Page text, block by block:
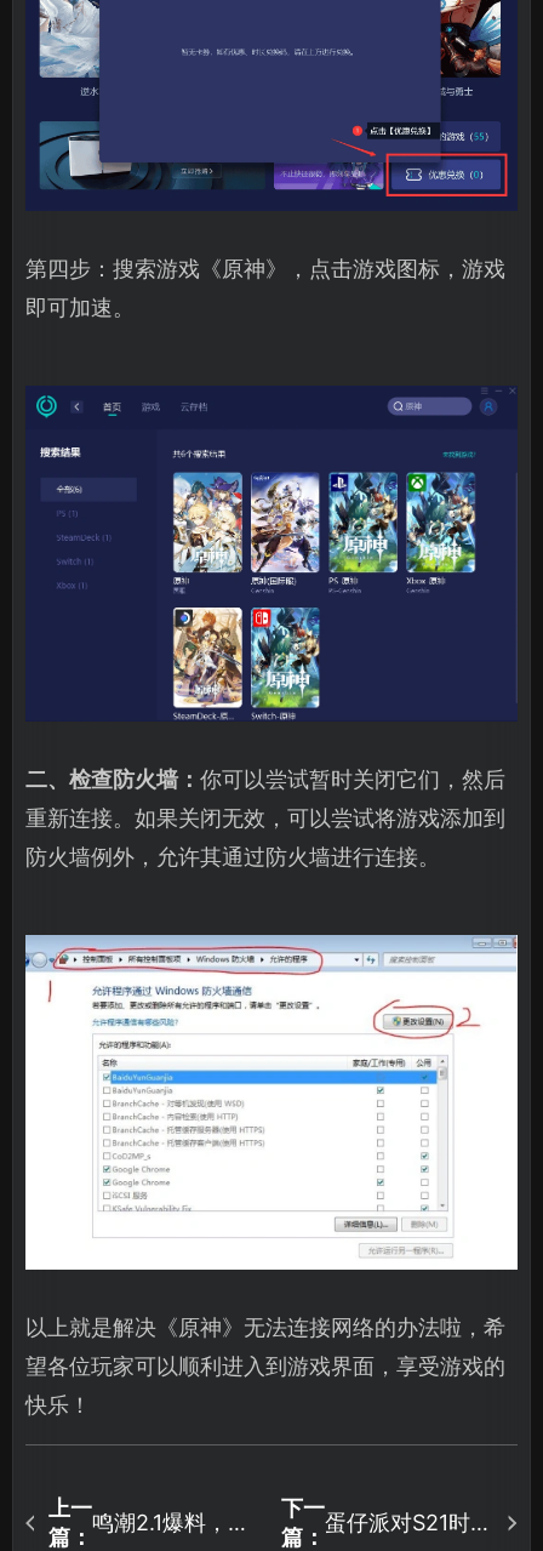
第四步：搜索游戏《原神》，点击游戏图标，游戏
即可加速。
二、检查防火墙： 你可以尝试暂时关闭它们，然后
重新连接。如果关闭无效，可以尝试将游戏添加到
防火墙例外，允许其通过防火墙进行连接。
以上就是解决《原神》无法连接网络的办法啦，希
望各位玩家可以顺利进入到游戏界面，享受游戏的
快乐！
上一
篇：
鸣潮2.1爆料，菲
下一
篇：
蛋仔派对S21时之